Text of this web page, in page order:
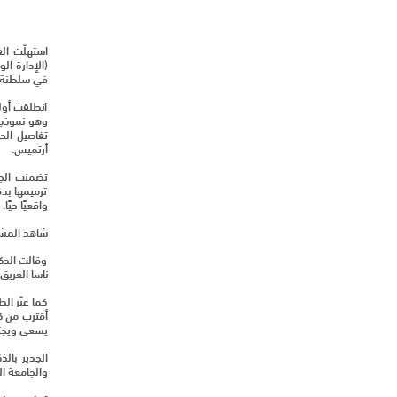
في سلطنة
انطلقت
تفاصيل
أرتميس.
تضمنت
ترميمها
واقعيًا
شاهد
وقالت
ناسا
كما عبّر
أقترب من
يسعى
الجدير
والجامعة